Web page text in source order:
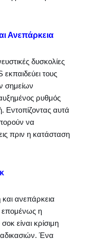
Ανεπάρκεια
δυσκολίες
τους
σημείων
ρυθμός
Εντοπίζοντας αυτά
να
πριν η κατάσταση
ανεπάρκεια
επομένως η
είναι κρίσιμη
Ένα